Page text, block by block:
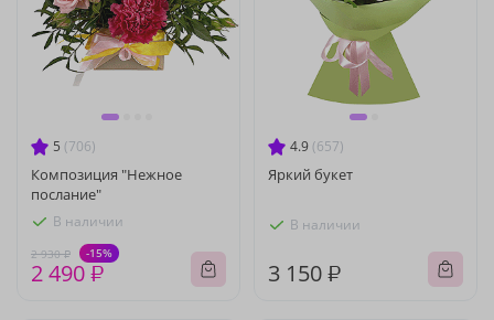
5 (706)
Композиция "Нежное
послание"
В наличии
2 930 ₽ -15%
2 490 ₽
4.9 (657)
Яркий букет
В наличии
3 150 ₽